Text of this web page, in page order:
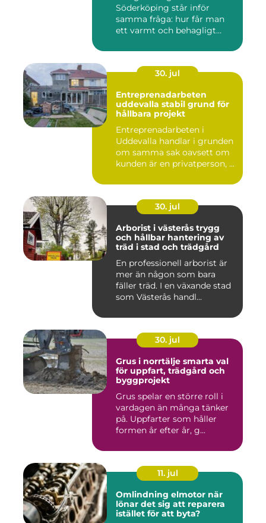
Söderköping står inför
samma fråga: hur får man
ett varmt och behagligt
30. jul
Entreprenadarbeten
uddevalla stabil grund för
hållbara projekt
Entreprenadarbeten i
Uddevalla handlar i grunden
om samma sak oavsett om
kunden är en privatperson, ...
30. jul
Arborist i västerås trygg
och hållbar hantering av
träd i stad och trädgård
En professionell arborist är
mer än någon som bara
fäller träd. I en växande stad
som Västerås handl...
30. jul
Grus i norrtälje smarta val
för uppfart, trädgård och
byggprojekt
Grus spelar en större roll i
vardagen än många tänker
på. Uppfarter som håller
formen år efter år, g...
11. jul
Omlindning elmotor när
lönar det sig att reparera
istället för att byta?